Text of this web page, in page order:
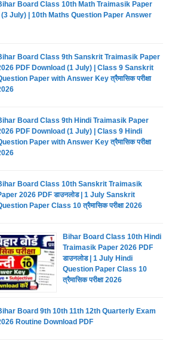
Board Class 10th Math Traimasik Paper
July) | 10th Maths Question Paper Answer
Board Class 9th Sanskrit Traimasik Paper
PDF Download (1 July) | Class 9 Sanskrit
Paper with Answer Key त्रैमासिक परीक्षा
Board Class 9th Hindi Traimasik Paper
PDF Download (1 July) | Class 9 Hindi
Paper with Answer Key त्रैमासिक परीक्षा
Board Class 10th Sanskrit Traimasik
2026 PDF डाउनलोड | 1 July Sanskrit
Paper Class 10 त्रैमासिक परीक्षा 2026
Bihar Board Class 10th Hindi
Traimasik Paper 2026 PDF
डाउनलोड | 1 July Hindi
Question Paper Class 10
त्रैमासिक परीक्षा 2026
Board 9th 10th 11th 12th Quarterly Exam
Routine Download PDF